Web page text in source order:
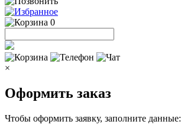
0
×
Оформить заказ
Чтобы оформить заявку, заполните данные: